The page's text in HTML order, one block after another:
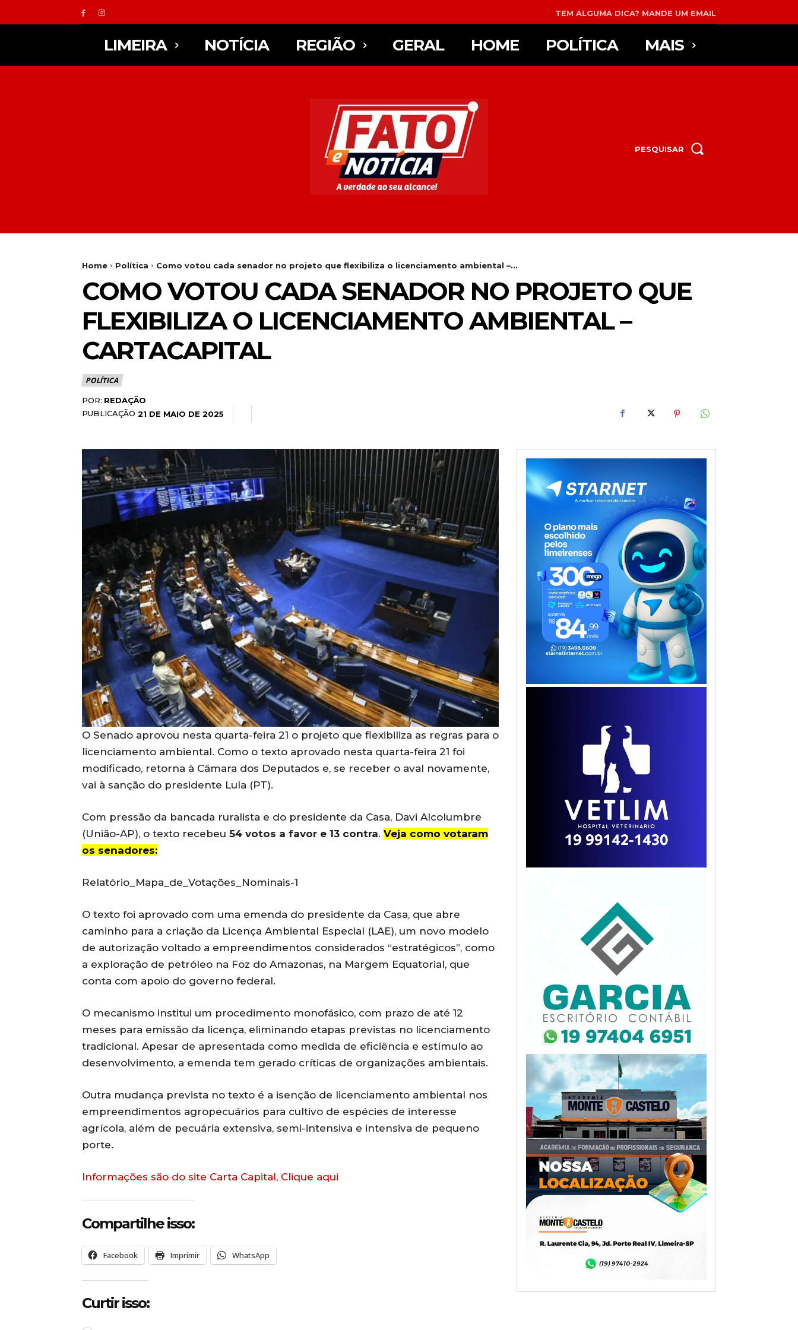
TEM ALGUMA DICA? MANDE UM EMAIL
LIMEIRA NOTÍCIA REGIÃO GERAL HOME POLÍTICA MAIS
PESQUISAR
Home Política Como votou cada senador no projeto que flexibiliza o licenciamento ambiental –...
COMO VOTOU CADA SENADOR NO PROJETO QUE
FLEXIBILIZA O LICENCIAMENTO AMBIENTAL –
CARTACAPITAL
POLÍTICA
POR: REDAÇÃO
PUBLICAÇÃO 21 DE MAIO DE 2025
O Senado aprovou nesta quarta-feira 21 o projeto que flexibiliza as regras para o
licenciamento ambiental. Como o texto aprovado nesta quarta-feira 21 foi
modificado, retorna à Câmara dos Deputados e, se receber o aval novamente,
vai à sanção do presidente Lula (PT).
Com pressão da bancada ruralista e do presidente da Casa, Davi Alcolumbre
(União-AP), o texto recebeu 54 votos a favor e 13 contra. Veja como votaram
os senadores:
Relatório_Mapa_de_Votações_Nominais-1
O texto foi aprovado com uma emenda do presidente da Casa, que abre
caminho para a criação da Licença Ambiental Especial (LAE), um novo modelo
de autorização voltado a empreendimentos considerados “estratégicos”, como
a exploração de petróleo na Foz do Amazonas, na Margem Equatorial, que
conta com apoio do governo federal.
O mecanismo institui um procedimento monofásico, com prazo de até 12
meses para emissão da licença, eliminando etapas previstas no licenciamento
tradicional. Apesar de apresentada como medida de eficiência e estímulo ao
desenvolvimento, a emenda tem gerado críticas de organizações ambientais.
Outra mudança prevista no texto é a isenção de licenciamento ambiental nos
empreendimentos agropecuários para cultivo de espécies de interesse
agrícola, além de pecuária extensiva, semi-intensiva e intensiva de pequeno
porte.
Informações são do site Carta Capital, Clique aqui
Compartilhe isso:
Facebook Imprimir WhatsApp
Curtir isso: